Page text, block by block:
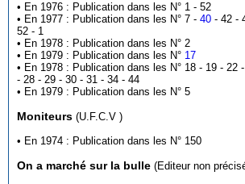
• En 1976 : Publication dans les N° 1 - 52
• En 1977 : Publication dans les N° 7 -40- 42 - 43 - 44 - 48 - 49 - 51 -
52 - 1
• En 1978 : Publication dans les N° 2
• En 1979 : Publication dans les N° 17
• En 1978 :
- 28 - 29 - 30 - 31 - 34 - 44
• En 1979 : Publication dans les N° 5
Moniteurs
(U.F.C.V )
• En 1974 : Publication dans les N° 150
On a marché sur la bulle